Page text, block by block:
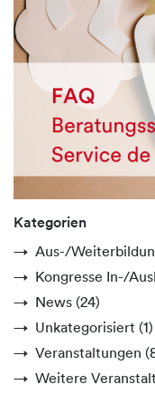
Kategorien
Aus-/
Kongresse In-/
News (24)
Unkategorisiert (1)
Veranstaltungen
Weitere